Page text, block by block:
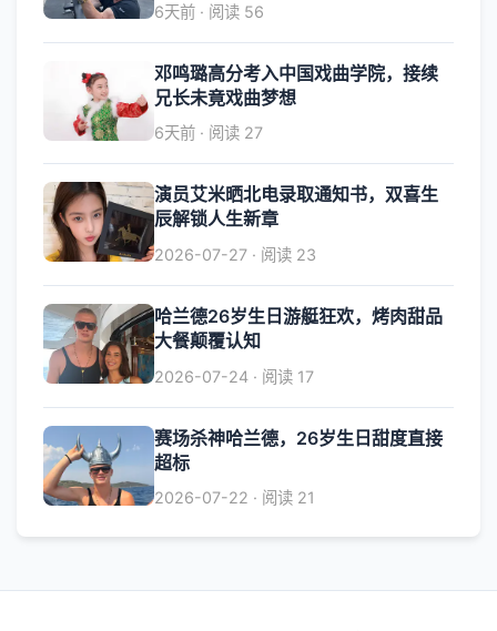
6天前 · 阅读 56
邓鸣璐高分考入中国戏曲学院，接续
兄长未竟戏曲梦想
6天前 · 阅读 27
演员艾米晒北电录取通知书，双喜生
辰解锁人生新章
2026-07-27 · 阅读 23
哈兰德26岁生日游艇狂欢，烤肉甜品
大餐颠覆认知
2026-07-24 · 阅读 17
赛场杀神哈兰德，26岁生日甜度直接
超标
2026-07-22 · 阅读 21